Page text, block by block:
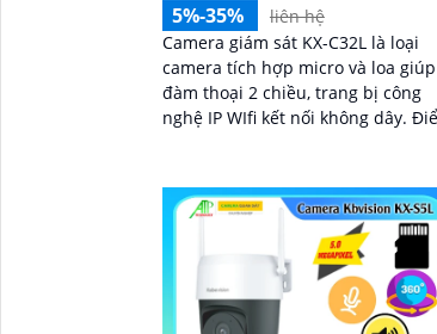
5%-35%
liên hệ
Camera giám sát KX-C32L là loại
camera tích hợp micro và loa giúp
đàm thoại 2 chiều, trang bị công
nghệ IP WIfi kết nối không dây. Điểm
kép để giám sát ban đêm